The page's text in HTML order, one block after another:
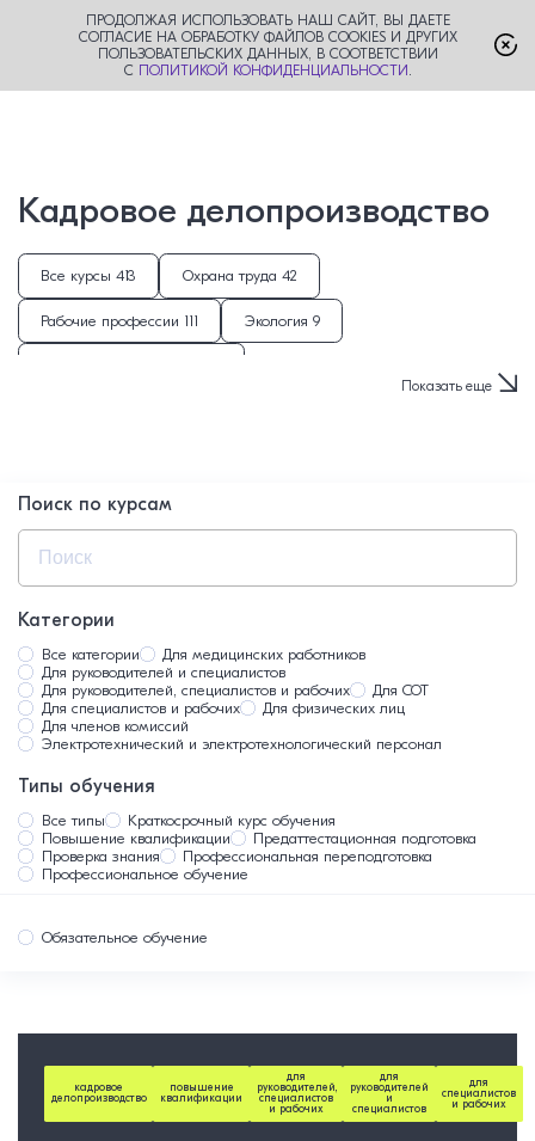
ПРОДОЛЖАЯ ИСПОЛЬЗОВАТЬ НАШ САЙТ, ВЫ ДАЕТЕ
СОГЛАСИЕ НА ОБРАБОТКУ ФАЙЛОВ COOKIES И ДРУГИХ
ПОЛЬЗОВАТЕЛЬСКИХ ДАННЫХ, В СООТВЕТСТВИИ
С ПОЛИТИКОЙ КОНФИДЕНЦИАЛЬНОСТИ .
Кадровое делопроизводство
Все курсы 413 Охрана труда 42
Рабочие профессии 111 Экология 9
Энергетическая безопасность 4
Доступная среда 2
Пожарная безопасность 5
Профессиональная переподготовка 4
Электробезопасность 3
Показать еще
Поиск по курсам
Категории
Все категории
Для медицинских работников
Для руководителей и специалистов
Для руководителей, специалистов и рабочих
Для СОТ
Для специалистов и рабочих
Для физических лиц
Для членов комиссий
Электротехнический и электротехнологический персонал
Типы обучения
Все типы
Краткосрочный курс обучения
Повышение квалификации
Предаттестационная подготовка
Проверка знания
Профессиональная переподготовка
Профессиональное обучение
Обязательное обучение
кадровое
делопроизводство
повышение
квалификации
для
руководителей,
специалистов
и рабочих
для
руководителей
и
специалистов
для
специалистов
и рабочих